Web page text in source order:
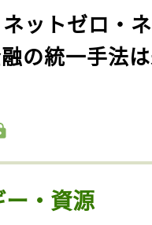
ネットゼロ・
の統一手法
・資源